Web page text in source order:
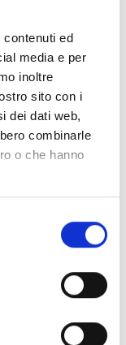
ed
media e per
inoltre
sito con i
dei dati web,
combinarle
o che hanno
(47)
- Materiales
- Materiales (35)
(17)
con el